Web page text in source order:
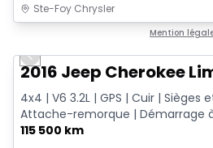
Ste-Foy Chrysler
Mention
Previous slide
2016 Jeep Cherokee
4x4 | V6 3.2L | GPS | Cuir |
Attache-remorque | Démarrage
115 500 km